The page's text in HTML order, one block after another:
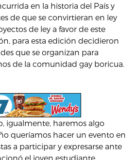
en la historia del País y
de que se convirtieran en ley
de ley a favor de este
para esta edición decidieron
que se organizan para
de la comunidad gay boricua.
igualmente, haremos algo
queríamos hacer un evento en
a participar y expresarse ante
el joven estudiante.